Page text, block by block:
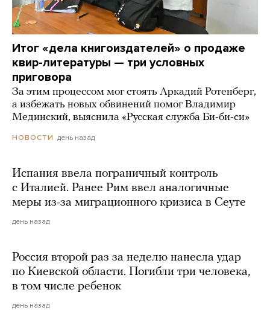
Итог «дела книгоиздателей» о продаже
квир-литературы — три условных
приговора
За этим процессом мог стоять Аркадий Ротенберг,
а избежать новых обвинений помог Владимир
Мединский, выяснила «Русская служба Би-би-си»
НОВОСТИ день назад
Испания ввела пограничный контроль
с Италией. Ранее Рим ввел аналогичные
меры из-за миграционного кризиса в Сеуте
день назад
Россия второй раз за неделю нанесла удар
по Киевской области. Погибли три человека,
в том числе ребенок
день назад